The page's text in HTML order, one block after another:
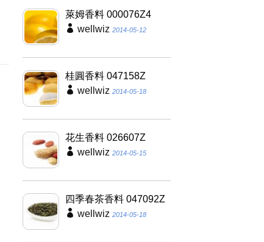
萊姆香料 000076Z4
wellwiz 2014-05-12
桂圓香料 047158Z
wellwiz 2014-05-18
花生香料 026607Z
wellwiz 2014-05-15
四季春茶香料 047092Z
wellwiz 2014-05-18